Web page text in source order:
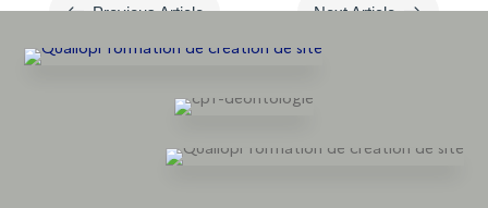
# Previous Article Next Article $